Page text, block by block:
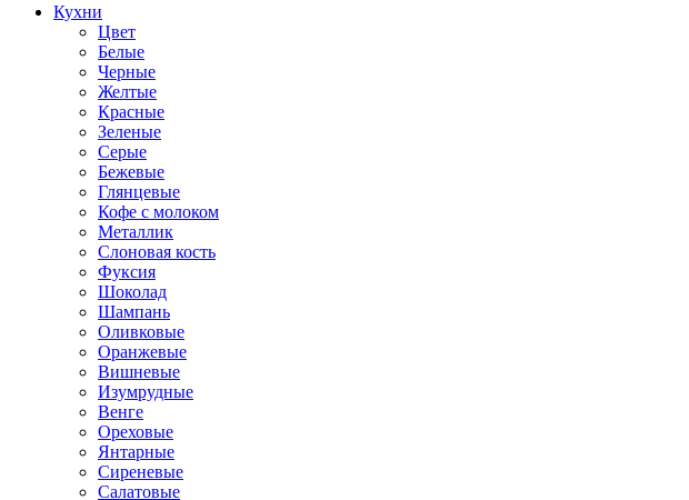
Кухни
Цвет
Белые
Черные
Желтые
Красные
Зеленые
Серые
Бежевые
Глянцевые
Кофе с молоком
Металлик
Слоновая кость
Фуксия
Шоколад
Шампань
Оливковые
Оранжевые
Вишневые
Изумрудные
Венге
Ореховые
Янтарные
Сиреневые
Салатовые